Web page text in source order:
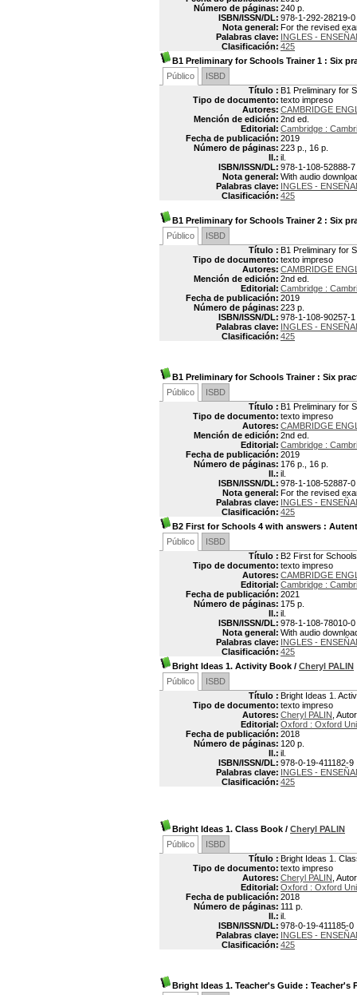
Número de páginas: 240 p.
ISBN/ISSN/DL: 978-1-292-28219-0
Nota general: For the revised
Palabras clave: INGLES -
Clasificación: 425
B1 Preliminary for Schools Trainer 1 : Six
Público
ISBD
Título : B1 Preliminary for
Tipo de documento: texto impreso
Autores: CAMBRIDGE
Mención de edición: 2nd ed.
Editorial: Cambridge :
Fecha de publicación: 2019
Número de páginas: 223 p., 16 p.
Il.: il.
ISBN/ISSN/DL: 978-1-108-52888-7
Nota general: With audio
Palabras clave: INGLES -
Clasificación: 425
B1 Preliminary for Schools Trainer 2 : Six
Público
ISBD
Título : B1 Preliminary for
Tipo de documento: texto impreso
Autores: CAMBRIDGE
Mención de edición: 2nd ed.
Editorial: Cambridge :
Fecha de publicación: 2019
Número de páginas: 223 p.
ISBN/ISSN/DL: 978-1-108-90257-1
Palabras clave: INGLES -
Clasificación: 425
B1 Preliminary for Schools Trainer: Six
Público
ISBD
Título : B1 Preliminary for
Tipo de documento: texto impreso
Autores: CAMBRIDGE
Mención de edición: 2nd ed.
Editorial: Cambridge :
Fecha de publicación: 2019
Número de páginas: 176 p., 16 p.
Il.: il.
ISBN/ISSN/DL: 978-1-108-52887-0
Nota general: For the revised
Palabras clave: INGLES -
Clasificación: 425
B2 First for Schools 4 with answers :
Público
ISBD
Título : B2 First for
Tipo de documento: texto impreso
Autores: CAMBRIDGE
Editorial: Cambridge :
Fecha de publicación: 2021
Número de páginas: 175 p.
Il.: il.
ISBN/ISSN/DL: 978-1-108-78010-0
Nota general: With audio
Palabras clave: INGLES -
Clasificación: 425
Bright Ideas 1. Activity Book / Cheryl PALIN
Público
ISBD
Título : Bright Ideas 1.
Tipo de documento: texto impreso
Autores: Cheryl PALIN ,
Editorial: Oxford : Oxford
Fecha de publicación: 2018
Número de páginas: 120 p.
Il.: il.
ISBN/ISSN/DL: 978-0-19-411182-9
Palabras clave: INGLES -
Clasificación: 425
Bright Ideas 1. Class Book / Cheryl PALIN
Público
ISBD
Título : Bright Ideas 1.
Tipo de documento: texto impreso
Autores: Cheryl PALIN , Autor
Editorial: Oxford : Oxford
Fecha de publicación: 2018
Número de páginas: 111 p.
Il.: il.
ISBN/ISSN/DL: 978-0-19-411185-0
Palabras clave: INGLES -
Clasificación: 425
Bright Ideas 1. Teacher's Guide : Teacher's